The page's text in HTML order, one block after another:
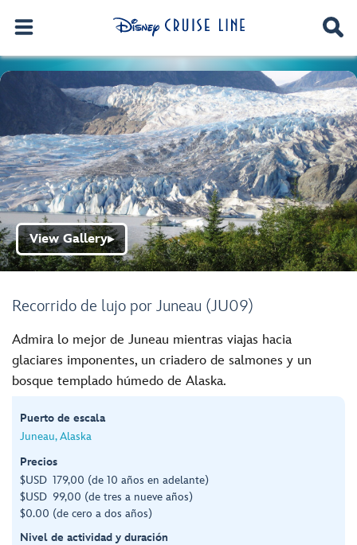
Recorrido de lujo por Juneau (JU09)
View Gallery▶
Admira lo mejor de Juneau mientras viajas hacia
glaciares imponentes, un criadero de salmones y un
bosque templado húmedo de Alaska.
Puerto de escala
Juneau, Alaska
Precios
$USD 179,00 (de 10 años en adelante)
$USD 99,00 (de tres a nueve años)
$0.00 (de cero a dos años)
Nivel de actividad y duración